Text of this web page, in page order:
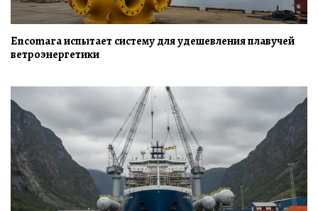
Encomara испытает систему для удешевления плавучей
ветроэнергетики